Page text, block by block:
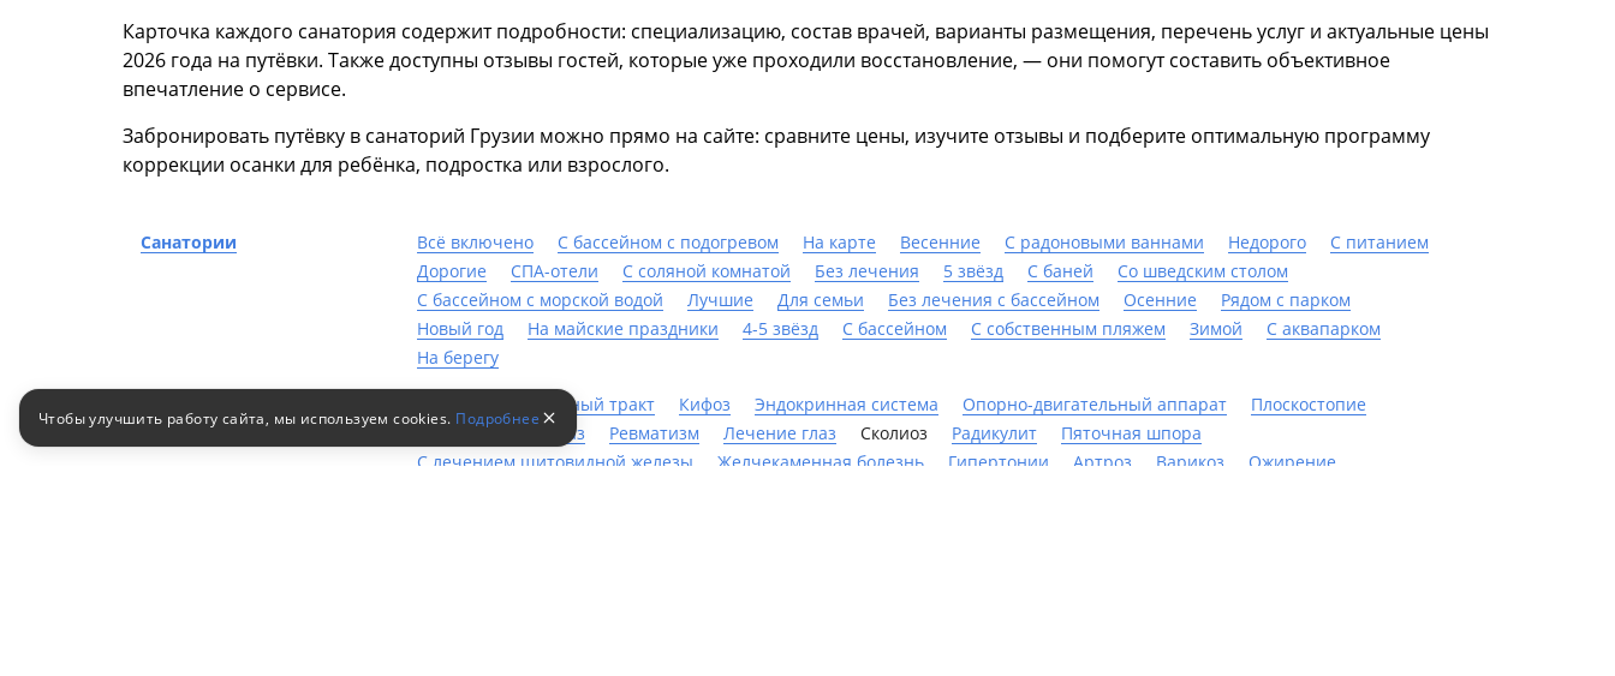
Карточка каждого санатория содержит подробности: специализацию, состав врачей, варианты размещения, перечень услуг и актуальные цены
2026 года на путёвки. Также доступны отзывы гостей, которые уже проходили восстановление, — они помогут составить объективное
впечатление о сервисе.
Забронировать путёвку в санаторий Грузии можно прямо на сайте: сравните цены, изучите отзывы и подберите оптимальную программу
коррекции осанки для ребёнка, подростка или взрослого.
Санатории Всё включено С бассейном с подогревом На карте Весенние С радоновыми ваннами Недорого
С питанием
Дорогие
СПА-отели С соляной комнатой Без лечения 5 звёзд С баней
Со шведским столом
С бассейном с морской водой
Лучшие Для семьи Без лечения с бассейном Осенние
Рядом с парком
Новый год
На майские праздники 4-5 звёзд C бассейном С собственным пляжем Зимой
С аквапарком
На берегу
Желудочно-кишечный тракт Кифоз Эндокринная система Опорно-двигательный аппарат
Плоскостопие
Мигрень
Псориаз Ревматизм Лечение глаз Сколиоз Радикулит
Пяточная шпора
С лечением щитовидной железы
Желчекаменная болезнь Гипертонии Артроз Варикоз
Ожирение
Чтобы улучшить работу сайта, мы используем cookies. Подробнее